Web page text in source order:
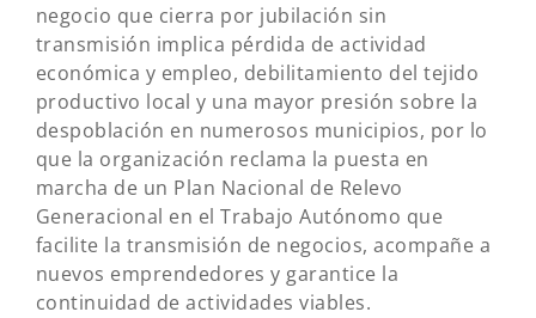
negocio que cierra por jubilación sin
transmisión implica pérdida de actividad
económica y empleo, debilitamiento del tejido
productivo local y una mayor presión sobre la
despoblación en numerosos municipios, por lo
que la organización reclama la puesta en
marcha de un Plan Nacional de Relevo
Generacional en el Trabajo Autónomo que
facilite la transmisión de negocios, acompañe a
nuevos emprendedores y garantice la
continuidad de actividades viables.